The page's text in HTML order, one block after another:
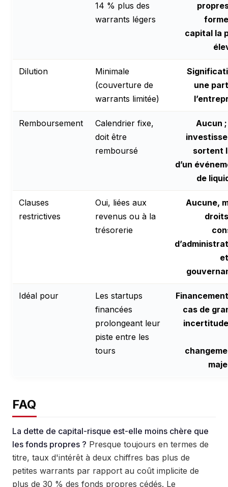
14 % plus des
warrants légers
capital la
Dilution
Minimale
(couverture de
warrants limitée)
une
Remboursement
Calendrier fixe,
doit être
remboursé
Aucun
sortent
d’un
de
Clauses
restrictives
Oui, liées aux
revenus ou à la
trésorerie
Aucune,
Idéal pour
Les startups
financées
prolongeant leur
piste entre les
tours
cas de
FAQ
La dette de capital-risque est-elle moins chère que
les fonds propres ? Presque toujours en termes de
titre, taux d'intérêt à deux chiffres bas plus de
petites warrants par rapport au coût implicite de
plus de 30 % des fonds propres cédés. Le